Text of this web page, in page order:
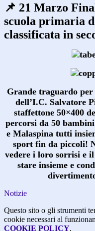
📌 21 Marzo
scuola primaria
classificata in
Grande traguardo
dell’I.C. Salvatore
staffettone 50×400
percorsi da 50
e Malaspina tutti
sport fin da piccoli!
vedere i loro sorrisi e
stare insieme e
Notizie
Questo sito o gli strumenti
cookie necessari al
COOKIE POLICY.